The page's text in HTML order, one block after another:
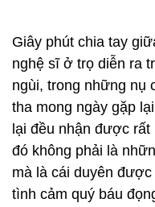
Giây phút chia tay
nghệ sĩ ở trọ diễn ra
ngùi, trong những nụ
tha mong ngày gặp
lại đều nhận được
đó không phải là
mà là cái duyên
tình cảm quý báu